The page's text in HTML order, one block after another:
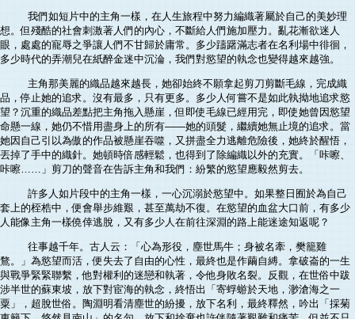
我們如短片中的主角一樣，在人生旅程中努力編織著屬於自己的美妙理
想。但殘酷的社會刺激著人們的內心，不斷給人們施加壓力。亂花漸欲迷人
眼，處處的寵辱之爭讓人們不甘歸於庸常。多少躊躇滿志者在名利場中徘徊，
多少時代的弄潮兒在紙醉金迷中沉淪，我們對慾望的執念也變得越來越強。
主角那美麗的織品越來越長，她卻始終不願拿起剪刀剪斷毛線，完成織
品，停止她的追求。沒有最多，只有更多。多少人何嘗不是如此執拗地追求慾
望？沉重的織品差點把主角拖入懸崖，但即使毛線已經用完，即使她曾因慾望
命懸一線，她仍不惜用盡身上的所有——她的頭髮，繼續她無止境的追求。當
她因自己引以為傲的作品被懸崖吞噬，又拼盡全力逃離危險後，她終於醒悟，
丟掉了手中的織針。她頓時倍感輕鬆，也得到了除編織以外的充實。「咔嚓、
咔嚓……」剪刀的聲音在告訴主角和我們：紛繁的慾望應毅然剪去。
許多人如片段中的主角一樣，一心沉溺於慾望中。如果整日囿於為自己
套上的桎梏中，便會舉步維艱，甚至萬劫不復。在慾望的血盆大口前，有多少
人能像主角一樣僥倖逃脫，又有多少人在前往深淵的路上能迷途知返呢？
往事越千年。古人云：「心為形役，塵世馬牛；身被名牽，樊籠雞
鶩。」為慾望而活，便失去了自由的心性，最終也是作繭自縛。拿破崙的一生
與戰爭緊緊聯繫，他對權利的迷戀和執著，令他身敗名裂。反觀，在世俗中跋
涉半世的蘇東坡，放下對宦海的執念，終悟出「寄蜉蝣於天地，渺滄海之一
粟」，超脫世俗。陶淵明看清塵世的紛擾，放下名利，最終釋然，吟出「採菊